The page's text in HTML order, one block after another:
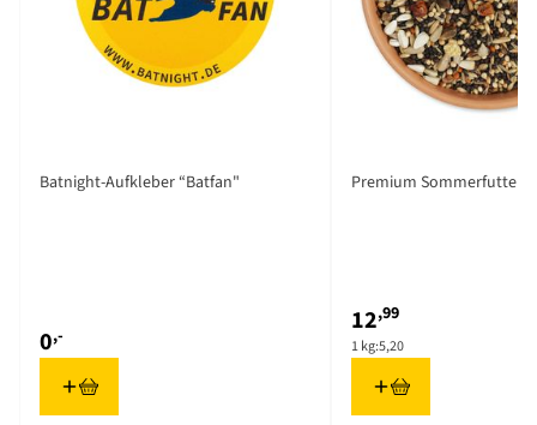
Batnight-Aufkleber “Batfan"
0,-
Premium Sommerfutter
12,99
1 kg:5,20